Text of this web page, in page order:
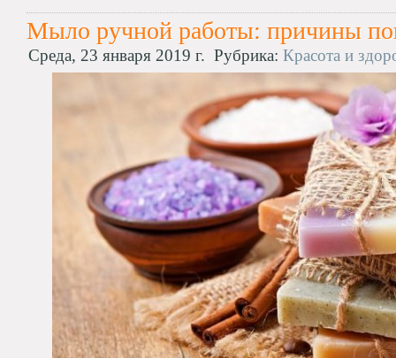
Мыло ручной работы: причины
Среда, 23 января 2019 г. Рубрика: Красота и